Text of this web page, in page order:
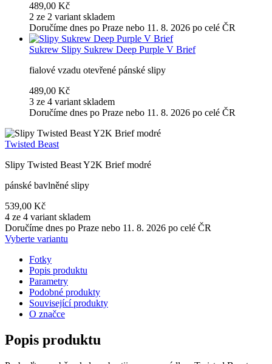
489,00 Kč
2 ze 2 variant skladem
Doručíme dnes po Praze nebo 11. 8. 2026 po celé ČR
Sukrew Slipy Sukrew Deep Purple V Brief
fialové vzadu otevřené pánské slipy
489,00 Kč
3 ze 4 variant skladem
Doručíme dnes po Praze nebo 11. 8. 2026 po celé ČR
Twisted Beast
Slipy Twisted Beast Y2K Brief modré
pánské bavlněné slipy
539,00 Kč
4 ze 4 variant skladem
Doručíme dnes po Praze nebo 11. 8. 2026 po celé ČR
Vyberte variantu
Fotky
Popis produktu
Parametry
Podobné produkty
Související produkty
O značce
Popis produktu